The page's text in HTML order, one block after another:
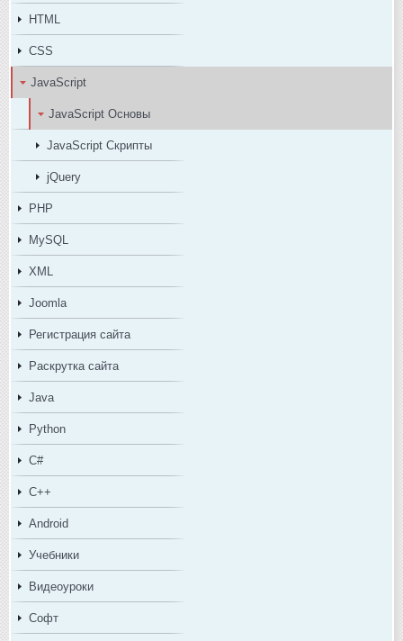
HTML
CSS
JavaScript
JavaScript Основы
JavaScript Скрипты
jQuery
PHP
MySQL
XML
Joomla
Регистрация сайта
Раскрутка сайта
Java
Python
C#
C++
Android
Учебники
Видеоуроки
Софт